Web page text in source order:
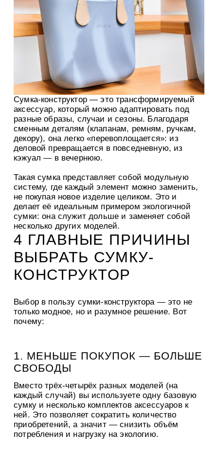
Сумка-конструктор — это трансформируемый
аксессуар, который можно адаптировать под
разные образы, случаи и сезоны. Благодаря
сменным деталям (клапанам, ремням, ручкам,
декору), она легко «перевоплощается»: из
деловой превращается в повседневную, из
кэжуал — в вечернюю.
Такая сумка представляет собой модульную
систему, где каждый элемент можно заменить,
не покупая новое изделие целиком. Это и
делает её идеальным примером экологичной
сумки: она служит дольше и заменяет собой
несколько других моделей.
4 ГЛАВНЫЕ ПРИЧИНЫ
ВЫБРАТЬ СУМКУ-
КОНСТРУКТОР
Выбор в пользу сумки-конструктора — это не
только модное, но и разумное решение. Вот
почему:
1. МЕНЬШЕ ПОКУПОК — БОЛЬШЕ
СВОБОДЫ
Вместо трёх-четырёх разных моделей (на
каждый случай) вы используете одну базовую
сумку и несколько комплектов аксессуаров к
ней. Это позволяет сократить количество
приобретений, а значит — снизить объём
потребления и нагрузку на экологию.